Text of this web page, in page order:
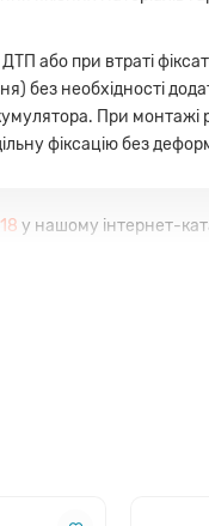
або при втраті
без необхідності
При монтажі
фіксацію без
у нашому інтернет-
пропозиціями на ринку.